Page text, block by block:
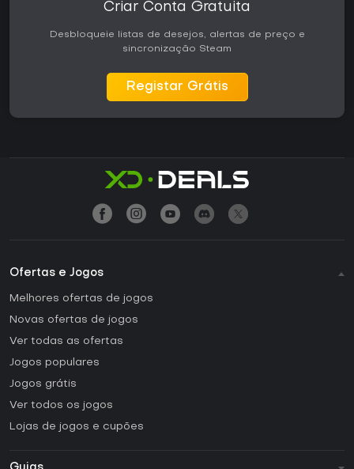
Criar Conta Gratuita
Desbloqueie listas de desejos, alertas de preço e
sincronização Steam
Registar Grátis
Ofertas e Jogos
Melhores ofertas de jogos
Novas ofertas de jogos
Ver todas as ofertas
Jogos populares
Jogos grátis
Ver todos os jogos
Lojas de jogos e cupões